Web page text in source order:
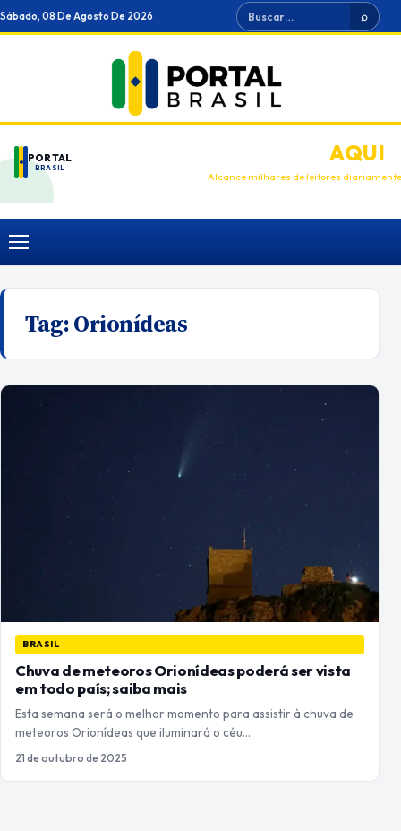
Ir
para
Sábado, 08 De Agosto De 2026 Buscar ⌕
PORTAL
BRASIL
ANUNCIEAQUI
Alcance milhares de leitores diariamente
Menu
Tag:Orionídeas
BRASIL
Chuva de meteoros Orionídeas poderá ser vista
em todo país; saiba mais
Esta semana será o melhor momento para assistir à chuva de
meteoros Orionídeas que iluminará o céu…
21 de outubro de 2025